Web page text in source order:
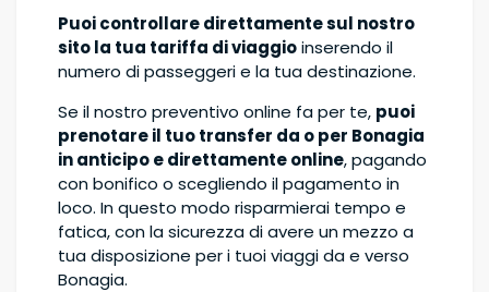
Puoi controllare direttamente sul nostro
sito la tua tariffa di viaggioinserendo il
numero di passeggeri e la tua destinazione.
Se il nostro preventivo online fa per te, puoi
prenotare il tuo transfer da o per Bonagia
in anticipo e direttamente online, pagando
con bonifico o scegliendo il pagamento in
loco. In questo modo risparmierai tempo e
fatica, con la sicurezza di avere un mezzo a
tua disposizione per i tuoi viaggi da e verso
Bonagia.